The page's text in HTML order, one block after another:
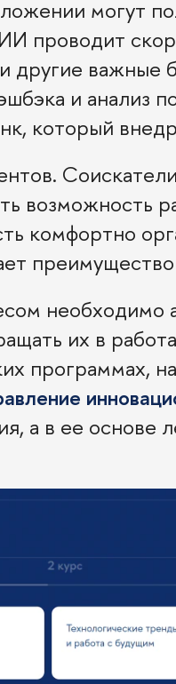
могут
проводит
другие важные
и анализ
который
возможность
комфортно
необходимо
их в
программах,
а в ее основе